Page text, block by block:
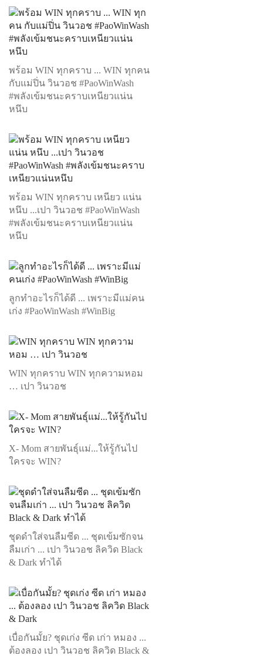
พร้อม WIN ทุกคราบ ... WIN ทุกคน
กับแม่ปิ่น วินวอช #PaoWinWash
#พลังเข้มชนะคราบเหนียวแน่น
หนึบ
พร้อม WIN ทุกคราบ เหนียว แน่น
หนึบ ...เปา วินวอช #PaoWinWash
#พลังเข้มชนะคราบเหนียวแน่น
หนึบ
ลูกทำอะไรก็ได้ดี ... เพราะมีแม่คน
เก่ง #PaoWinWash #WinBig
WIN ทุกคราบ WIN ทุกความหอม
… เปา วินวอช
X- Mom สายพันธุ์แม่...ให้รู้กันไป
ใครจะ WIN?
ชุดดำใส่จนลืมซีด ... ชุดเข้มซักจน
ลืมเก่า ... เปา วินวอช ลิควิด Black
& Dark ทำได้
เบื่อกันมั้ย? ชุดเก่ง ซีด เก่า หมอง ...
ต้องลอง เปา วินวอช ลิควิด Black &